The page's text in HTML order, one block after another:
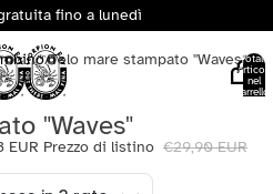
fino a lunedì
Totale
articoli
nel
carrello:
/Telo mare stampato "Waves"
"Waves"
EUR Prezzo di listino €29,90 EUR